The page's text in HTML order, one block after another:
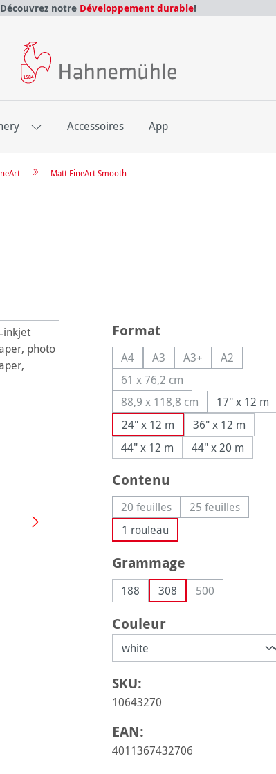
Découvrez notre Développement durable!
Accessoires App
Matt FineArt Smooth
Sélectionnez
Format
A4(Cette option n'est pas
A3(Cette option n'est pas
A3+(Cette option n'est
A2(Cette
61 x 76,2 cm(Cette option n'est pas
88,9 x 118,8 cm(Cette option n'est pas
17" x 12 m
24" x 12 m
36" x 12 m
44" x 12 m
44" x 20 m
Sélectionnez
Contenu
20 feuilles(Cette option n'est pas
25 feuilles(Cette option
1 rouleau
Sélectionnez
Grammage
188 308 500(Cette option
Sélectionnez
Couleur
SKU:
10643270
EAN:
4011367432706